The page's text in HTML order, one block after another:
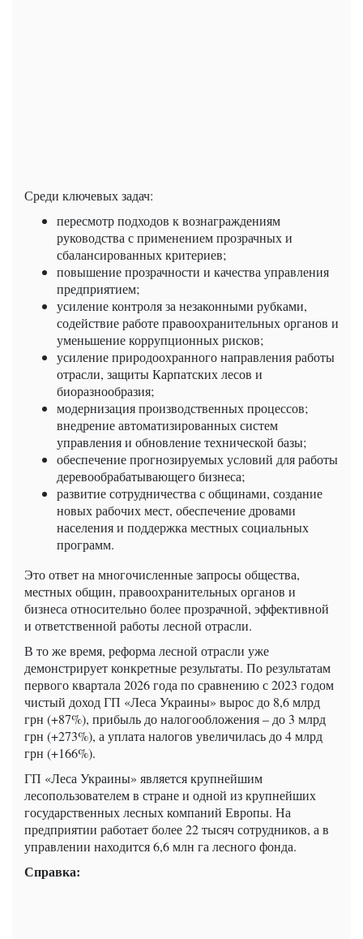
Среди ключевых задач:
пересмотр подходов к вознаграждениям
руководства с применением прозрачных и
сбалансированных критериев;
повышение прозрачности и качества управления
предприятием;
усиление контроля за незаконными рубками,
содействие работе правоохранительных органов и
уменьшение коррупционных рисков;
усиление природоохранного направления работы
отрасли, защиты Карпатских лесов и
биоразнообразия;
модернизация производственных процессов;
внедрение автоматизированных систем
управления и обновление технической базы;
обеспечение прогнозируемых условий для работы
деревообрабатывающего бизнеса;
развитие сотрудничества с общинами, создание
новых рабочих мест, обеспечение дровами
населения и поддержка местных социальных
программ.
Это ответ на многочисленные запросы общества,
местных общин, правоохранительных органов и
бизнеса относительно более прозрачной, эффективной
и ответственной работы лесной отрасли.
В то же время, реформа лесной отрасли уже
демонстрирует конкретные результаты. По результатам
первого квартала 2026 года по сравнению с 2023 годом
чистый доход ГП «Леса Украины» вырос до 8,6 млрд
грн (+87%), прибыль до налогообложения – до 3 млрд
грн (+273%), а уплата налогов увеличилась до 4 млрд
грн (+166%).
ГП «Леса Украины» является крупнейшим
лесопользователем в стране и одной из крупнейших
государственных лесных компаний Европы. На
предприятии работает более 22 тысяч сотрудников, а в
управлении находится 6,6 млн га лесного фонда.
Справка: